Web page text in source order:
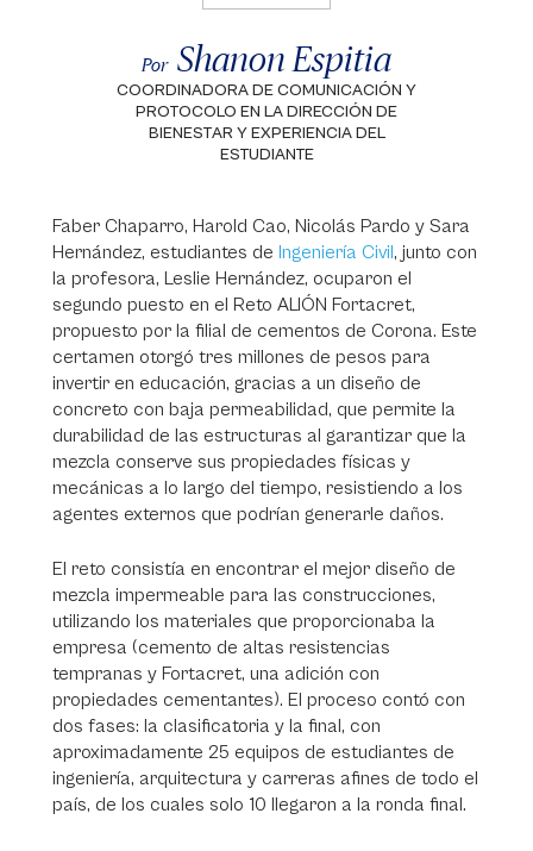
Por Shanon Espitia
COORDINADORA DE COMUNICACIÓN Y
PROTOCOLO EN LA DIRECCIÓN DE
BIENESTAR Y EXPERIENCIA DEL
ESTUDIANTE
Faber Chaparro, Harold Cao, Nicolás Pardo y Sara
Hernández, estudiantes de Ingeniería Civil, junto con
la profesora, Leslie Hernández, ocuparon el
segundo puesto en el Reto ALIÓN Fortacret,
propuesto por la filial de cementos de Corona. Este
certamen otorgó tres millones de pesos para
invertir en educación, gracias a un diseño de
concreto con baja permeabilidad, que permite la
durabilidad de las estructuras al garantizar que la
mezcla conserve sus propiedades físicas y
mecánicas a lo largo del tiempo, resistiendo a los
agentes externos que podrían generarle daños.
El reto consistía en encontrar el mejor diseño de
mezcla impermeable para las construcciones,
utilizando los materiales que proporcionaba la
empresa (cemento de altas resistencias
tempranas y Fortacret, una adición con
propiedades cementantes). El proceso contó con
dos fases: la clasificatoria y la final, con
aproximadamente 25 equipos de estudiantes de
ingeniería, arquitectura y carreras afines de todo el
país, de los cuales solo 10 llegaron a la ronda final.